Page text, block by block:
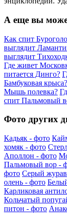
А еще вы
Как спит
выглядит
выглядит
Где живет
питается Динго?
Бамбуковая крыса?
Мышь полевка?
спит Пальмовый
Фото других
Кадьяк - фото
хомяк - фото
Аполлон - фото
Пальмовый вор -
фото Серый
олень - фото
Карликовая
Кольчатый
питон - фото